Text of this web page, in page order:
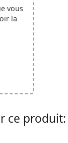
vous
la
ce